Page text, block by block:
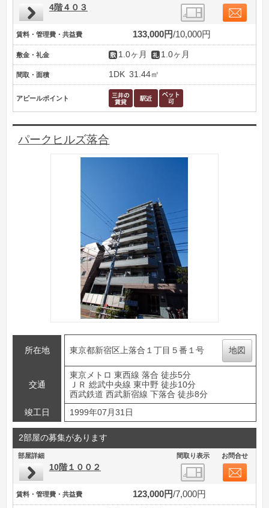
4階４０３
賃料・管理費・共益費 133,000円 10,000円
敷金・礼金 1.0ヶ月 1.0ヶ月
間取・面積 1DK 31.44㎡
アピールポイント
パークヒルズ落合
所在地 東京都新宿区上落合１丁目５番１号 地図
交通
東京メトロ 東西線 落合 徒歩5分
ＪＲ 総武中央線 東中野 徒歩10分
西武鉄道 西武新宿線 下落合 徒歩8分
竣工日
1999年07月31日
2部屋の募集があります
部屋詳細 間取り表示 お問合せ
10階１００２
賃料・管理費・共益費 123,000円 7,000円